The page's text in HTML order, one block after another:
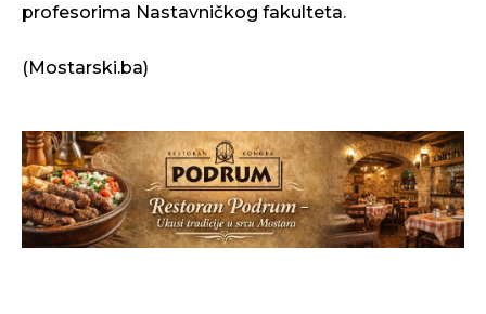
profesorima Nastavničkog fakulteta.
(Mostarski.ba)